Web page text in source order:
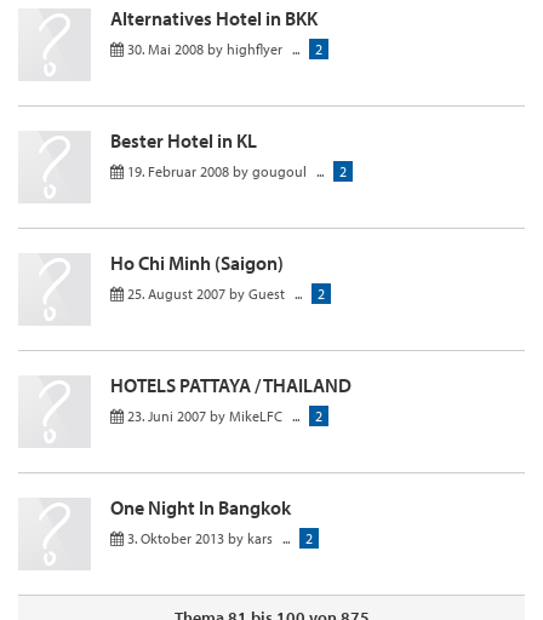
Alternatives Hotel in BKK
30. Mai 2008 by highflyer ... 2
Bester Hotel in KL
19. Februar 2008 by gougoul ... 2
Ho Chi Minh (Saigon)
25. August 2007 by Guest ... 2
HOTELS PATTAYA / THAILAND
23. Juni 2007 by MikeLFC ... 2
One Night In Bangkok
3. Oktober 2013 by kars ... 2